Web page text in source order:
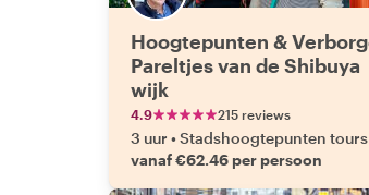
Hoogtepunten &
Pareltjes van de Shibuya
wijk
4.9 215 reviews
3 uur •Stadshoogtepunten tours
vanaf €62.46 per persoon